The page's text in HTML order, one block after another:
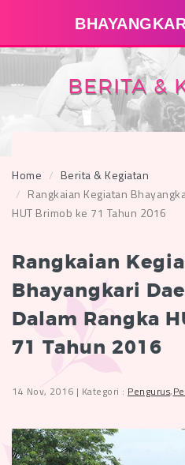
BERITA &
Home
Berita & Kegiatan
Rangkaian Kegiatan
HUT Brimob ke 71 Tahun 2016
Rangkaian
Bhayangkari
Dalam Rangka
71 Tahun 2016
14 Nov, 2016 | Kategori : Pengurus,